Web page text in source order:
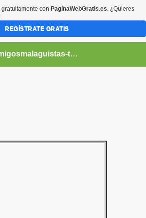
amigosmalaguistas-temporadas
con PaginaWebGratis.es. ¿Quieres
REGÍSTRATE GRATIS